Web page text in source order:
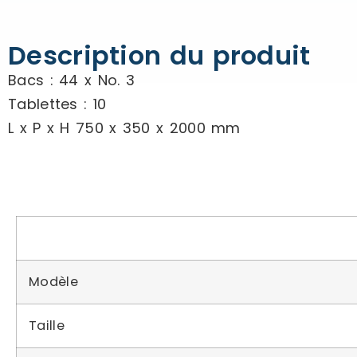
Description du produit
Bacs : 44 x No. 3
Tablettes : 10
L x P x H 750 x 350 x 2000 mm
Modèle
Taille